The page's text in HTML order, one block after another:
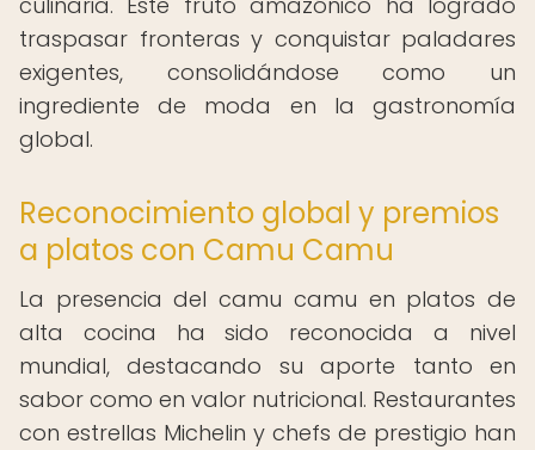
traspasar fronteras y conquistar paladares
exigentes, consolidándose como un
ingrediente de moda en la gastronomía
global.
Reconocimiento global y premios
a platos con Camu Camu
La presencia del camu camu en platos de
alta cocina ha sido reconocida a nivel
mundial, destacando su aporte tanto en
sabor como en valor nutricional. Restaurantes
con estrellas Michelin y chefs de prestigio han